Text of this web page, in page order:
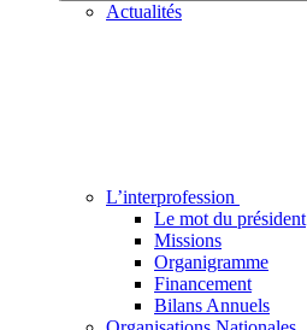
Actualités
L’interprofession
Le mot du président
Missions
Organigramme
Financement
Bilans Annuels